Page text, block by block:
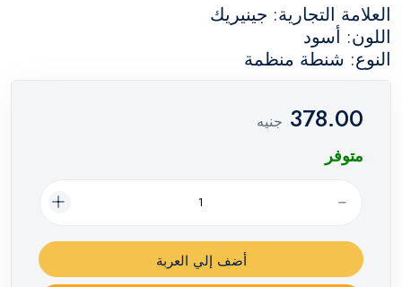
العلامة التجارية: جينيريك
اللون: أسود
النوع: شنطة منظمة
378.00 جنيه
متوفر
أضف إلي العربة